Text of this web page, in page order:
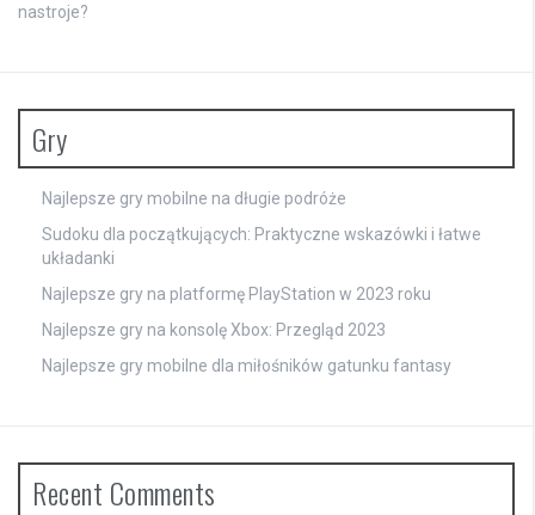
nastroje?
Gry
Najlepsze gry mobilne na długie podróże
Sudoku dla początkujących: Praktyczne wskazówki i łatwe
układanki
Najlepsze gry na platformę PlayStation w 2023 roku
Najlepsze gry na konsolę Xbox: Przegląd 2023
Najlepsze gry mobilne dla miłośników gatunku fantasy
Recent Comments